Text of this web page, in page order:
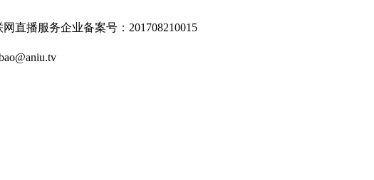
网直播服务企业备案号：201708210015